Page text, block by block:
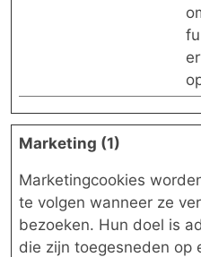
Marketing (1)
Marketingcookies
te volgen wanneer ze
bezoeken. Hun doel is
die zijn toegesneden op